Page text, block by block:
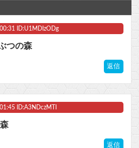
【動画】吟子「え～セラス、赤ちゃんみたいだね～？」←これ【ラブライブ！蓮ノ空】
の学習内容おかしいよ…他
【悲報】かつて650万部を誇った「週刊少年ジャンプ」、ついに発行部数が100万部を割る・・・
ID:U1MDIzODg
つの森
返信
ID:A3NDczMTI
返信